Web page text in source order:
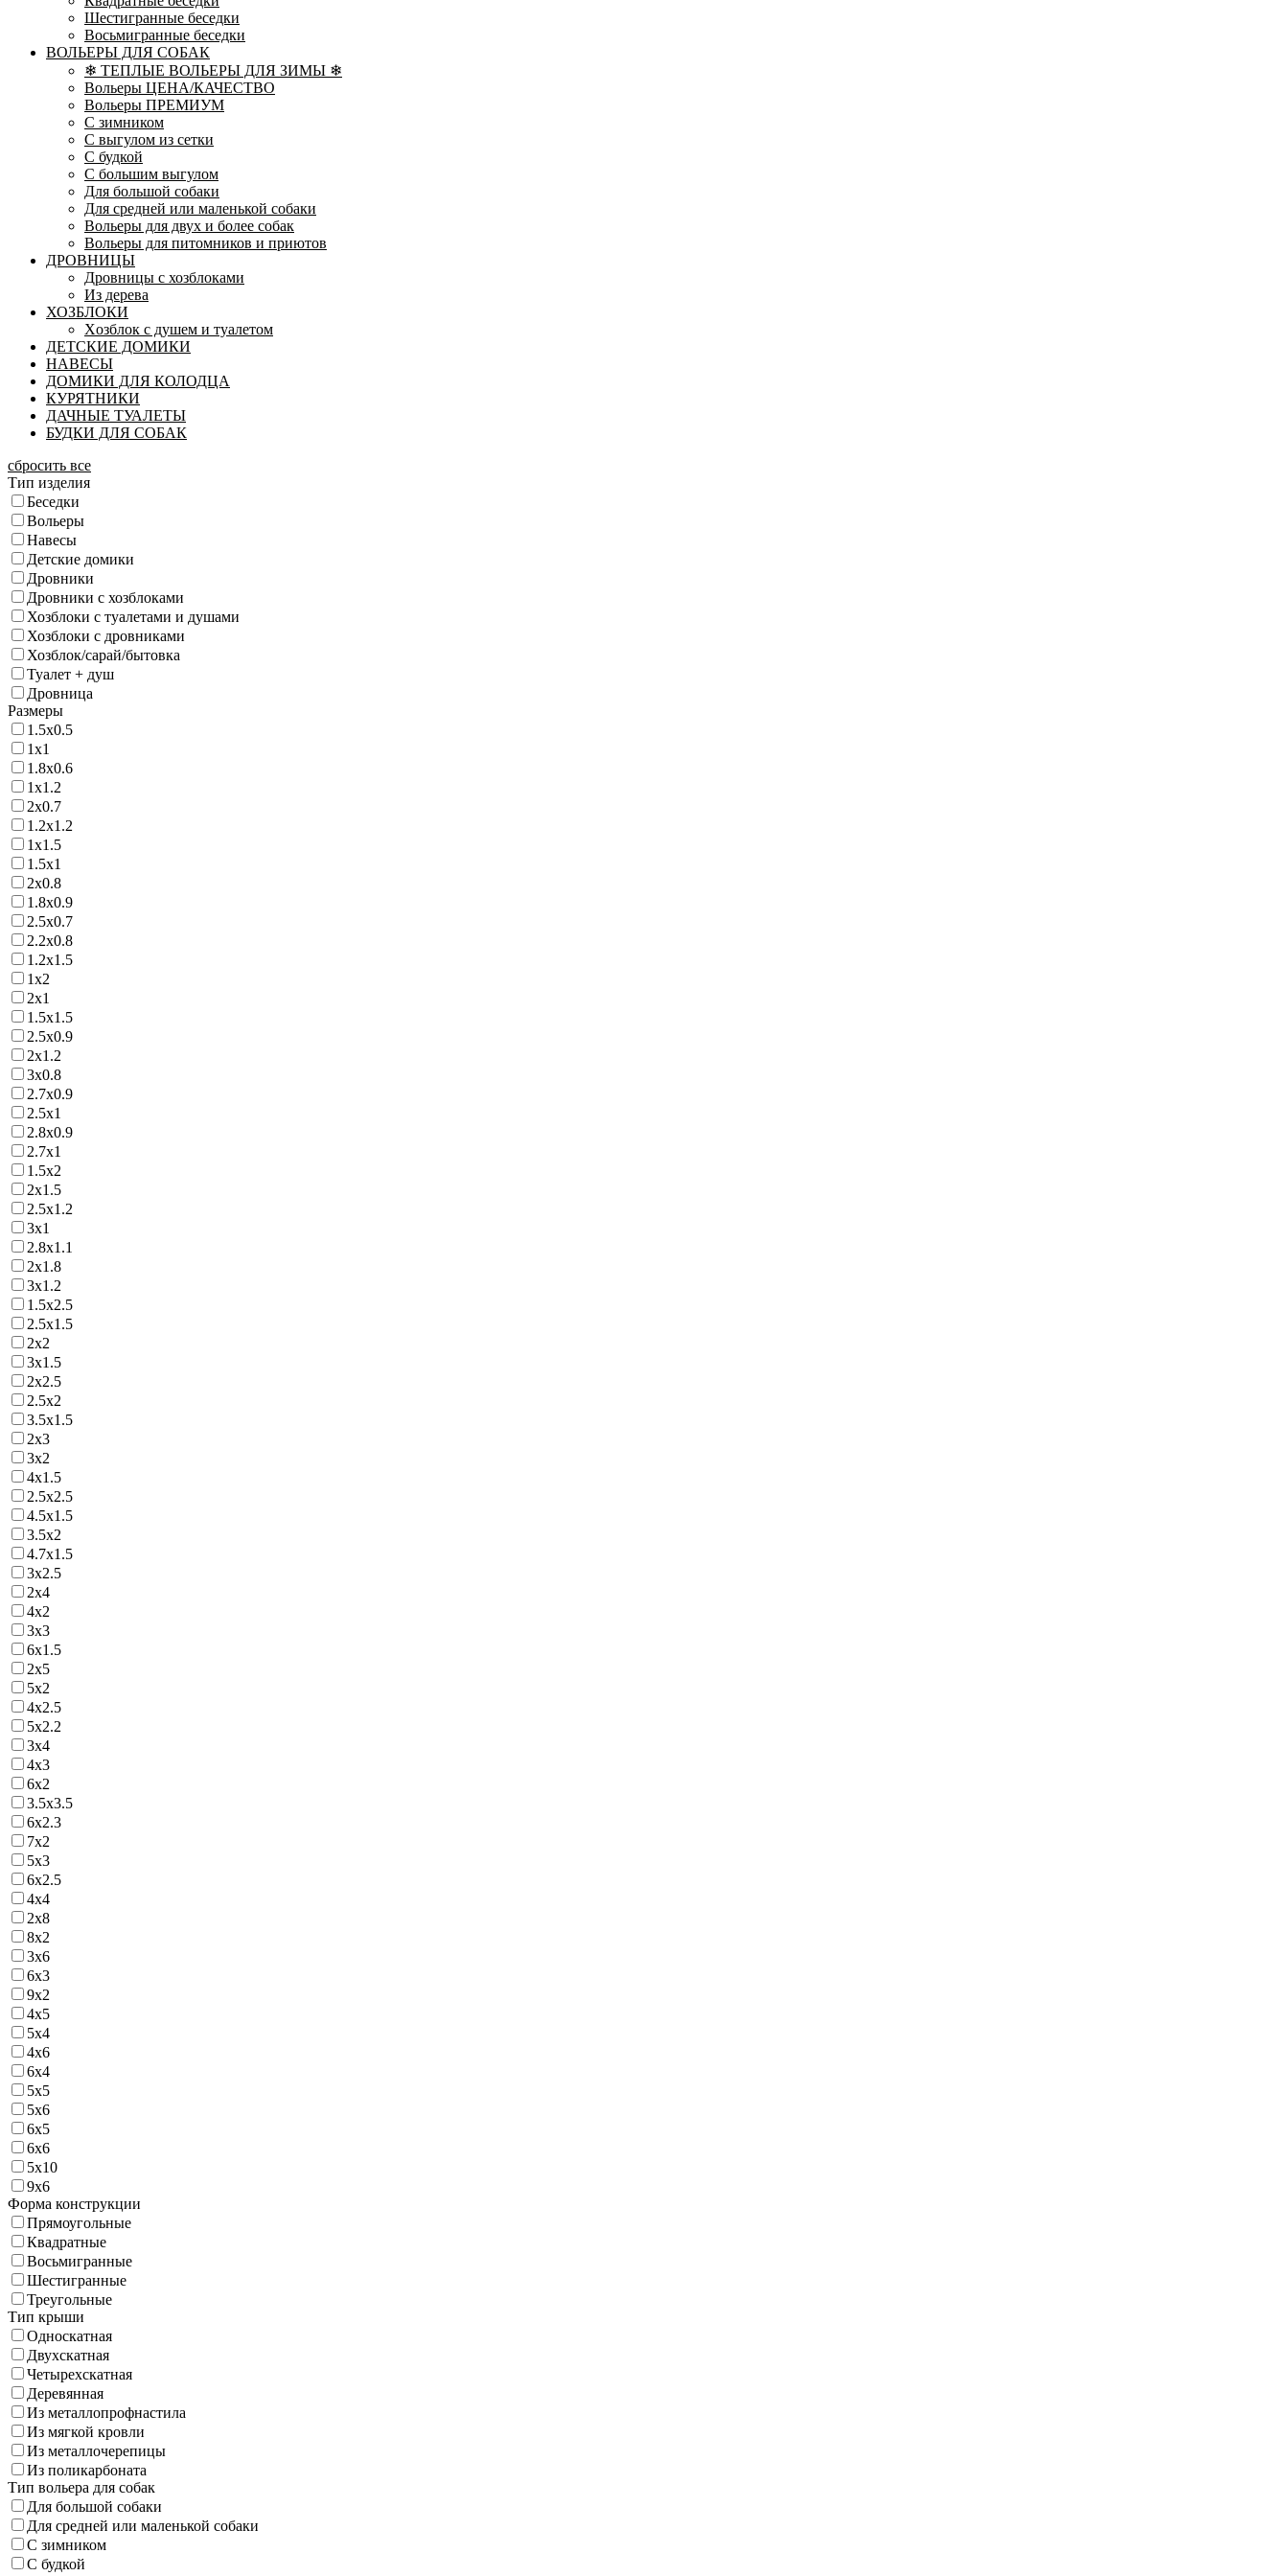
Шестигранные беседки
Восьмигранные беседки
ВОЛЬЕРЫ ДЛЯ СОБАК
❄ ТЕПЛЫЕ ВОЛЬЕРЫ ДЛЯ ЗИМЫ ❄
Вольеры ЦЕНА/КАЧЕСТВО
Вольеры ПРЕМИУМ
С зимником
С выгулом из сетки
С будкой
С большим выгулом
Для большой собаки
Для средней или маленькой собаки
Вольеры для двух и более собак
Вольеры для питомников и приютов
ДРОВНИЦЫ
Дровницы с хозблоками
Из дерева
ХОЗБЛОКИ
Xозблок с душем и туалетом
ДЕТСКИЕ ДОМИКИ
НАВЕСЫ
ДОМИКИ ДЛЯ КОЛОДЦА
КУРЯТНИКИ
ДАЧНЫЕ ТУАЛЕТЫ
БУДКИ ДЛЯ СОБАК
сбросить все
Тип изделия
Беседки
Вольеры
Навесы
Детские домики
Дровники
Дровники с хозблоками
Хозблоки с туалетами и душами
Хозблоки с дровниками
Хозблок/сарай/бытовка
Туалет + душ
Дровница
Размеры
1.5х0.5
1х1
1.8х0.6
1х1.2
2х0.7
1.2х1.2
1х1.5
1.5х1
2х0.8
1.8х0.9
2.5х0.7
2.2х0.8
1.2х1.5
1х2
2х1
1.5х1.5
2.5х0.9
2х1.2
3х0.8
2.7х0.9
2.5х1
2.8х0.9
2.7х1
1.5х2
2х1.5
2.5х1.2
3х1
2.8х1.1
2х1.8
3х1.2
1.5х2.5
2.5х1.5
2х2
3х1.5
2х2.5
2.5х2
3.5х1.5
2х3
3х2
4х1.5
2.5х2.5
4.5х1.5
3.5х2
4.7х1.5
3х2.5
2х4
4х2
3х3
6х1.5
2х5
5х2
4х2.5
5х2.2
3х4
4х3
6х2
3.5х3.5
6х2.3
7х2
5х3
6х2.5
4х4
2х8
8х2
3х6
6х3
9х2
4х5
5х4
4х6
6х4
5х5
5х6
6х5
6х6
5х10
9х6
Форма конструкции
Прямоугольные
Квадратные
Восьмигранные
Шестигранные
Треугольные
Тип крыши
Односкатная
Двухскатная
Четырехскатная
Деревянная
Из металлопрофнастила
Из мягкой кровли
Из металлочерепицы
Из поликарбоната
Тип вольера для собак
Для большой собаки
Для средней или маленькой собаки
С зимником
С будкой